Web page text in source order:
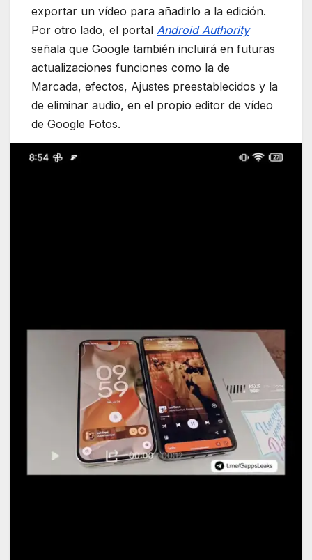
exportar un vídeo para añadirlo a la edición.
Por otro lado, el portal Android Authority
señala que Google también incluirá en futuras
actualizaciones funciones como la de
Marcada, efectos, Ajustes preestablecidos y la
de eliminar audio, en el propio editor de vídeo
de Google Fotos.